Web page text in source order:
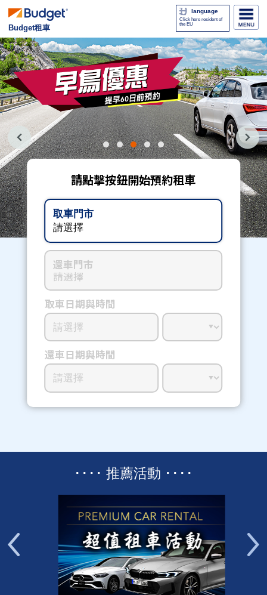
Budget租車
language
Click here resident of
the EU
1 2 3 4 5
請點擊按鈕開始預約租車
取車門市
請選擇
還車門市
請選擇
取車日期與時間
還車日期與時間
････ 推薦活動 ････